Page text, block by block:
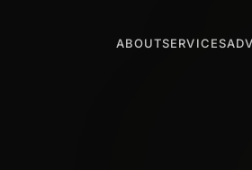
ABOUTSERVICES